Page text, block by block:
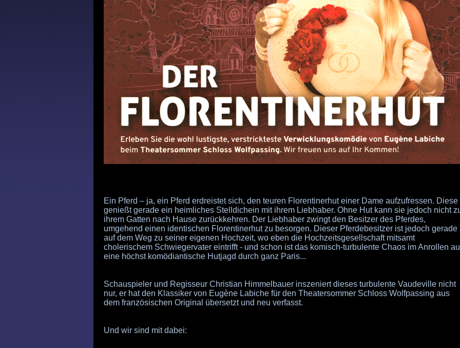
Ein Pferd – ja, ein Pferd erdreistet sich, den teuren Florentinerhut einer Dame aufzufressen. Diese
genießt gerade ein heimliches Stelldichein mit ihrem Liebhaber. Ohne Hut kann sie jedoch nicht
ihrem Gatten nach Hause zurückkehren. Der Liebhaber zwingt den Besitzer des Pferdes,
umgehend einen identischen Florentinerhut zu besorgen. Dieser Pferdebesitzer ist jedoch gerade
auf dem Weg zu seiner eigenen Hochzeit, wo eben die Hochzeitsgesellschaft mitsamt
cholerischem Schwiegervater eintrifft - und schon ist das komisch-turbulente Chaos im Anrollen
eine höchst komödiantische Hutjagd durch ganz Paris...
Schauspieler und Regisseur Christian Himmelbauer inszeniert dieses turbulente Vaudeville nicht
nur, er hat den Klassiker von Eugène Labiche für den Theatersommer Schloss Wolfpassing aus
dem französischen Original übersetzt und neu verfasst.
Und wir sind mit dabei: